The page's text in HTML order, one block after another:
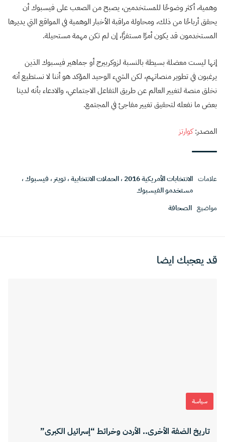
وهمية، أكثر وضوحًا للمستخدمين، يصبح من الصعب على فيسبوك أن
يحقق أرباحًا من ذلك، ومحاولة مراقبة الأخبار الوهمية في المواقع التي يديرها
المستخدمون قد يكون أمرًا مستفزًا، إن لم تكن مهمة مستحيلة.
إنها ليست معضلة بسيطة بالنسبة لزوكربيرج أو جماهير فيسبوك الذين
يرغبون في تطوير منصاتهم، لكن الشيء الوحيد المؤكد هو أننا لا نستطيع أنه
نخلق منصة لتغيير العالم عن طريق التفاعل الاجتماعي، والادعاء بأنه لدينا
بعض ما نفعله لتحقيق تغيير مفاجئ في المجتمع.
المصدر:كوارتز
علامات الانتخابات الأمريكية 2016 ،الحملات الانتخابية،تويتر ، فيسبوك،
مستخدمو الفيسبوك
مواضيع الصحافة
قد يعجبك ايضا
سياسة
تاريخ الضفة الأخرى.. الأردن وخرائط “إسرائيل الكبرى”